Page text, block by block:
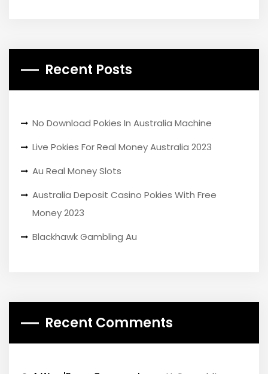
Recent Posts
No Download Pokies In Australia Machine
Live Pokies For Real Money Australia 2023
Au Real Money Slots
Australia Deposit Casino Pokies With Free
Money 2023
Blackhawk Gambling Au
Recent Comments